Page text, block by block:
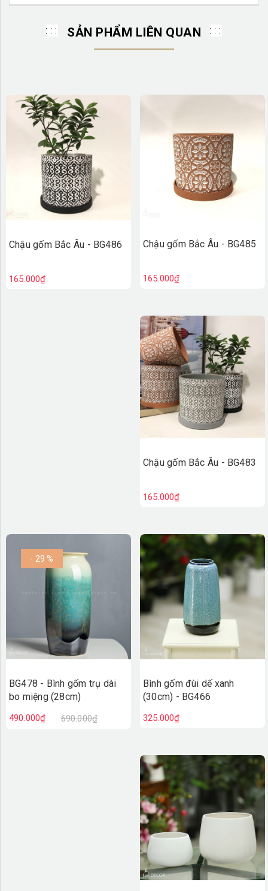
SẢN PHẨM LIÊN QUAN
Chậu gốm Bắc Âu - BG486
165.000₫
Chậu gốm Bắc Âu - BG485
165.000₫
Chậu gốm Bắc Âu - BG483
165.000₫
- 29 %
BG478 - Bình gốm trụ dài
bo miệng (28cm)
490.000₫ 690.000₫
Bình gốm đùi dế xanh
(30cm) - BG466
325.000₫